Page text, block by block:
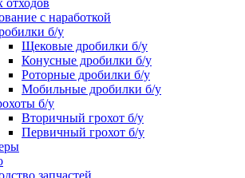
отходов
с наработкой
б/у
Щековые дробилки б/у
Конусные дробилки б/у
Роторные дробилки б/у
Мобильные дробилки б/у
б/у
Вторичный грохот б/у
Первичный грохот б/у
запчастей